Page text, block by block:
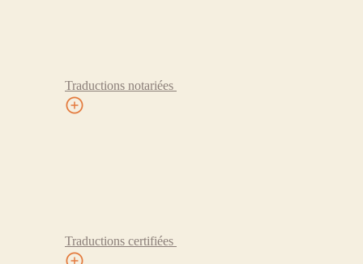
Traductions notariées
Traductions certifiées